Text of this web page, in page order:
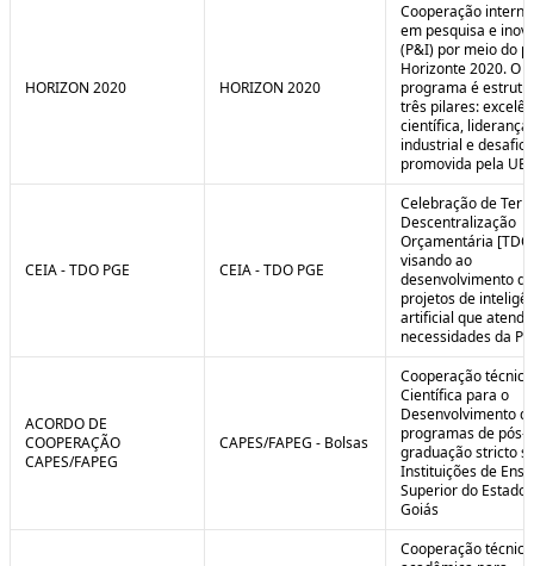
HORIZON 2020 HORIZON 2020
Cooperação
em pesquisa e
(P&I) por meio do
Horizonte 2020. O
programa é
três pilares:
científica, liderança
industrial e
promovida pela UE.
CEIA - TDO PGE CEIA - TDO PGE
Celebração de
Descentralização
Orçamentária
visando ao
desenvolvimento de
projetos de
artificial que
necessidades da
ACORDO DE
COOPERAÇÃO
CAPES/FAPEG
CAPES/FAPEG - Bolsas
Cooperação
Científica para o
Desenvolvimento
programas de pós-
graduação stricto
Instituições de
Superior do Estado
Goiás
Cooperação